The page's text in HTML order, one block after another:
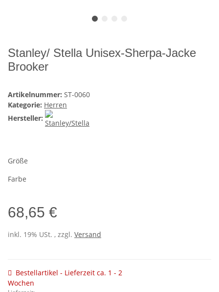
Stanley/ Stella Unisex-Sherpa-Jacke
Brooker
Artikelnummer: ST-0060
Kategorie: Herren
Hersteller:
Größe
Farbe
68,65 €
inkl. 19% USt. , zzgl. Versand
Bestellartikel - Lieferzeit ca. 1 - 2
Wochen